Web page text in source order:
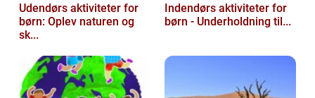
Udendørs aktiviteter for
børn: Oplev naturen og
sk...
Indendørs aktiviteter for
børn - Underholdning til...